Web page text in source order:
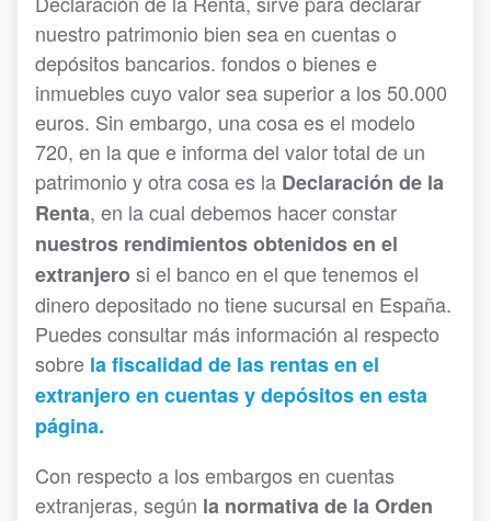
nuestro patrimonio bien sea en cuentas o
depósitos bancarios. fondos o bienes e
inmuebles cuyo valor sea superior a los 50.000
euros. Sin embargo, una cosa es el modelo
720, en la que e informa del valor total de un
patrimonio y otra cosa es la Declaración de la
Renta, en la cual debemos hacer constar
nuestros rendimientos obtenidos en el
extranjerosi el banco en el que tenemos el
dinero depositado no tiene sucursal en España.
Puedes consultar más información al respecto
sobre la fiscalidad de las rentas en el
extranjero en cuentas y depósitos en esta
página.
Con respecto a los embargos en cuentas
extranjeras, según la normativa de la Orden